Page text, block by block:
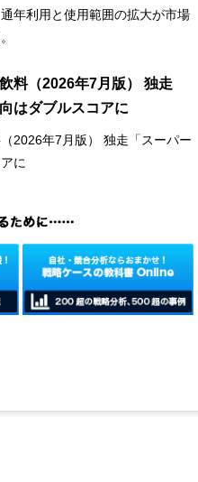
年利用と使用範囲の拡大が市場
料（2026年7月版） 独走
はダブルスコアに
2026年7月版） 独走「スーパー
に